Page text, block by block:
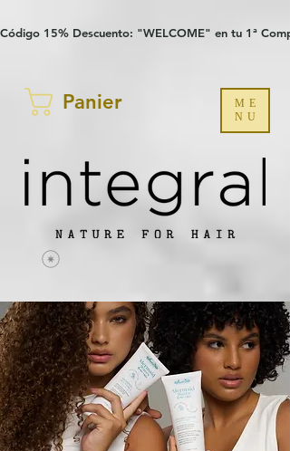
Código 15% Descuento: "WELCOME" en tu 1ª
Panier
ME
NU